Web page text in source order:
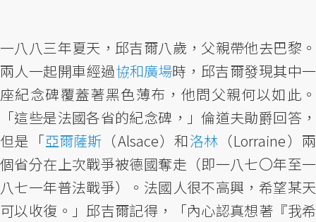
一八八三年夏天，邱吉爾八歲，父親帶他去巴黎。
兩人一起開車經過協和廣場時，邱吉爾發現其中一
座紀念碑覆蓋著黑色薄布，他問父親何以如此。
「這些是法國各省的紀念碑，」倫道夫勛爵回答，
但是「亞爾薩斯 （Alsace）和洛林（Lorraine）兩
個省分在上次戰爭被德國奪走（即一八七〇年至一
八七一年普法戰爭）。法國人很不高興，希望某天
可以收復。」邱吉爾記得，「內心認真想著『我希